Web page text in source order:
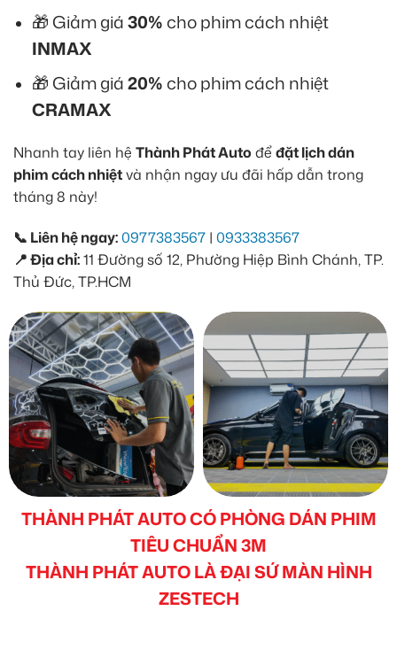
🎁 Giảm giá30%cho phim cách nhiệt
INMAX
🎁 Giảm giá20%cho phim cách nhiệt
CRAMAX
Nhanh tay liên hệ Thành Phát Auto đểđặt lịch dán
phim cách nhiệtvà nhận ngay ưu đãi hấp dẫn trong
tháng 8 này!
📞 Liên hệ ngay:0977383567 | 0933383567
📍 Địa chỉ:11 Đường số 12, Phường Hiệp Bình Chánh, TP.
Thủ Đức, TP.HCM
THÀNH PHÁT AUTO CÓ PHÒNG DÁN PHIM
TIÊU CHUẨN 3M
THÀNH PHÁT AUTO LÀ ĐẠI SỨ MÀN HÌNH
ZESTECH